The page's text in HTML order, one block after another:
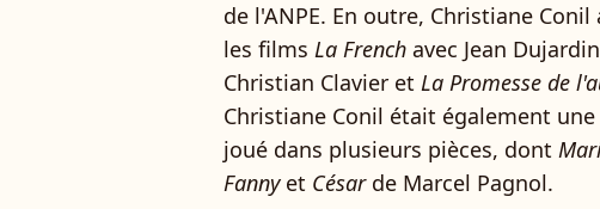
de l'ANPE. En outre, Christiane
les films La French avec Jean
Christian Clavier et La Promesse de
Christiane Conil était également
joué dans plusieurs pièces, dont
Fannyet Césarde Marcel Pagnol.